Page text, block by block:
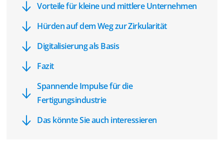
Vorteile für kleine und mittlere Unternehmen
Hürden auf dem Weg zur Zirkularität
Digitalisierung als Basis
Fazit
Spannende Impulse für die
Fertigungsindustrie
Das könnte Sie auch interessieren